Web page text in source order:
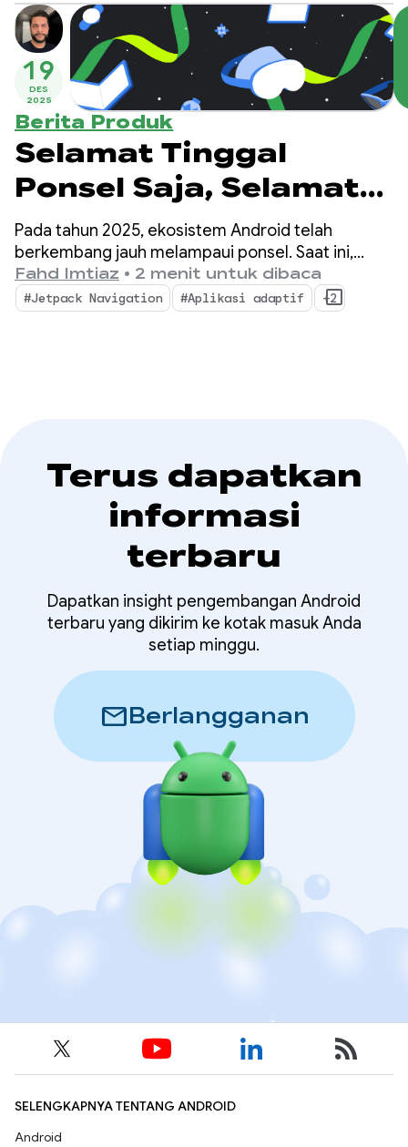
saja.
19
DES
2025
Berita Produk
Selamat Tinggal
Ponsel Saja, Selamat
Datang Adaptif: Tiga
update penting dari
tahun 2025 untuk
Pada tahun 2025, ekosistem Android telah
berkembang jauh melampaui ponsel. Saat ini,
developer memiliki peluang untuk menjangkau
lebih dari 500 juta perangkat aktif, termasuk
perangkat foldable, tablet, XR, Chromebook, dan
Fahd Imtiaz • 2 menit untuk dibaca
#Jetpack Navigation #Aplikasi adaptif +2
Terus dapatkan
informasi
terbaru
Dapatkan insight pengembangan Android
terbaru yang dikirim ke kotak masuk Anda
setiap minggu.
mailBerlangganan
SELENGKAPNYA TENTANG ANDROID
Android